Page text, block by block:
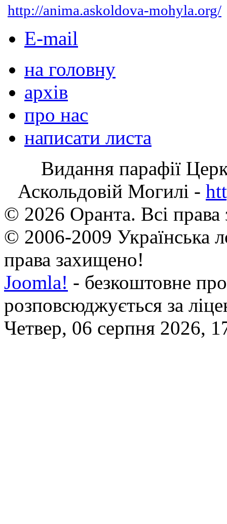
http://anima.askoldova-mohyla.org/
E-mail
на головну
архів
про нас
написати листа
Видання парафії
Аскольдовій Могилі -
© 2026 Оранта. Всі
© 2006-2009 Українська
права захищено!
Joomla! - безкоштовне
розповсюджується за
Четвер, 06 серпня 2026,